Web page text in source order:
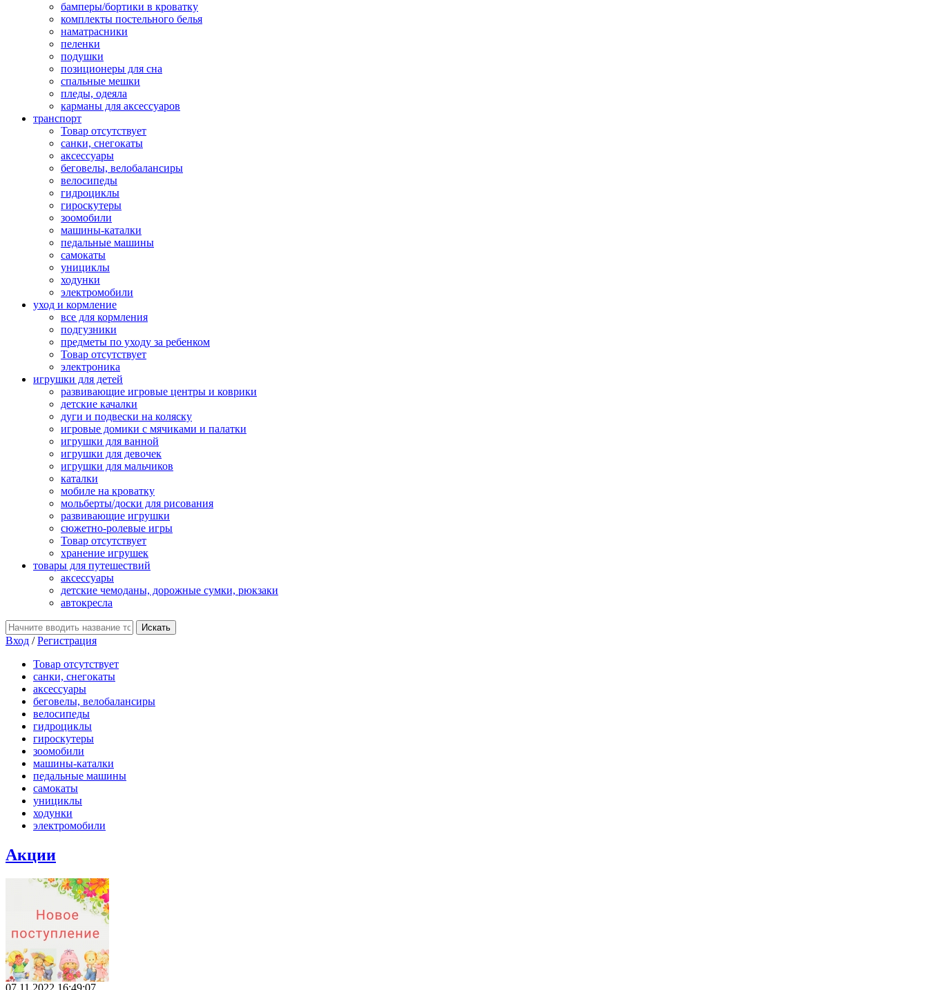
бамперы/бортики в кроватку
комплекты постельного белья
наматрасники
пеленки
подушки
позиционеры для сна
спальные мешки
пледы, одеяла
карманы для аксеcсуаров
транспорт
Товар отсутствует
санки, снегокаты
аксессуары
беговелы, велобалансиры
велосипеды
гидроциклы
гироскутеры
зоомобили
машины-каталки
педальные машины
самокаты
унициклы
ходунки
электромобили
уход и кормление
все для кормления
подгузники
предметы по уходу за ребенком
Товар отсутствует
электроника
игрушки для детей
развивающие игровые центры и коврики
детские качалки
дуги и подвески на коляску
игровые домики с мячиками и палатки
игрушки для ванной
игрушки для девочек
игрушки для мальчиков
каталки
мобиле на кроватку
мольберты/доски для рисования
развивающие игрушки
сюжетно-ролевые игры
Товар отсутствует
хранение игрушек
товары для путешествий
аксессуары
детские чемоданы, дорожные сумки, рюкзаки
автокресла
Вход /Регистрация
Товар отсутствует
санки, снегокаты
аксессуары
беговелы, велобалансиры
велосипеды
гидроциклы
гироскутеры
зоомобили
машины-каталки
педальные машины
самокаты
унициклы
ходунки
электромобили
Акции
07.11.2022 16:49:07